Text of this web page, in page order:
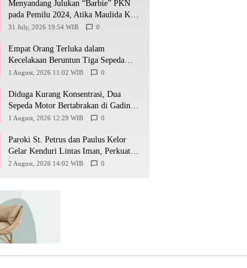
Menyandang Julukan “Barbie” PKN
pada Pemilu 2024, Atika Maulida Kini
Resmi Menjabat Sekretaris PIMDA
31 July, 2026 19:54 WIB 0
Empat Orang Terluka dalam
Kecelakaan Beruntun Tiga Sepeda
Motor di Paliyan
1 August, 2026 11:02 WIB 0
Diduga Kurang Konsentrasi, Dua
Sepeda Motor Bertabrakan di Gading
Playen, Mahasiswi Meninggal
1 August, 2026 12:29 WIB 0
Paroki St. Petrus dan Paulus Kelor
Gelar Kenduri Lintas Iman, Perkuat
Kerukunan di Gunungkidul
2 August, 2026 14:02 WIB 0